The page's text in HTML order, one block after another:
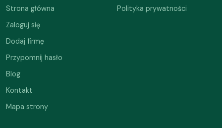
Strona główna
Zaloguj się
Dodaj firmę
Przypomnij hasło
Blog
Kontakt
Mapa strony
Polityka prywatności